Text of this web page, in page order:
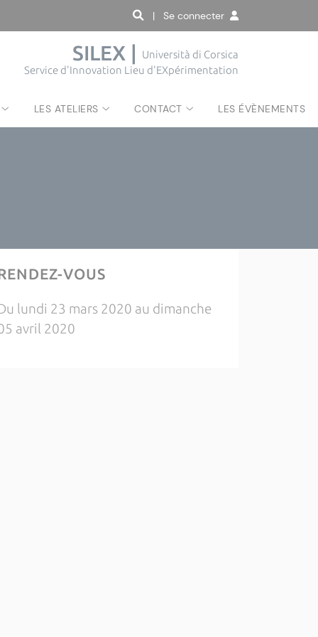
| Se connecter
SILEX |
Università di Corsica
Service d'Innovation Lieu d'EXpérimentation
LES ATELIERS CONTACT LES ÉVÈNEMENTS
VOUS
lundi 23 mars 2020 au dimanche
avril 2020